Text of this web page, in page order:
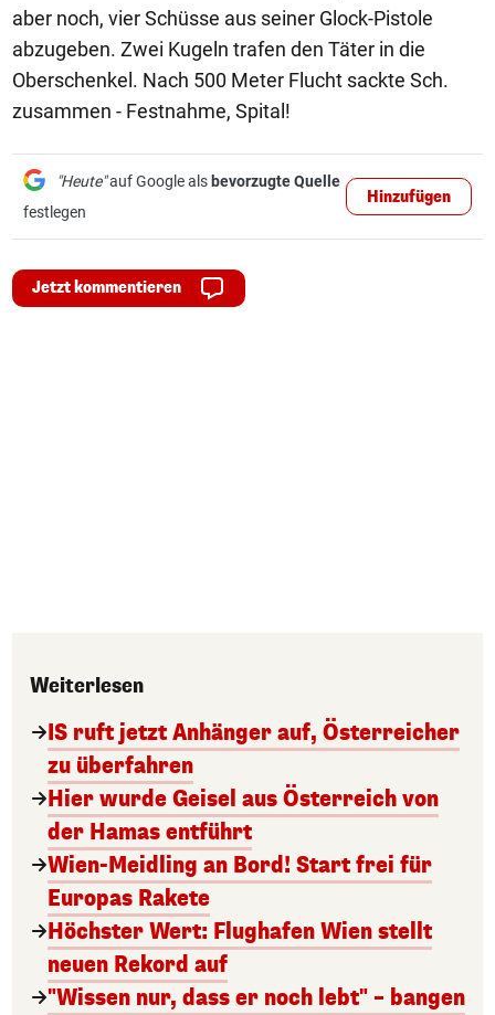
aber noch, vier Schüsse aus seiner Glock-Pistole
abzugeben. Zwei Kugeln trafen den Täter in die
Oberschenkel. Nach 500 Meter Flucht sackte Sch.
zusammen - Festnahme, Spital!
"Heute"auf Google als bevorzugte Quelle
festlegen
Hinzufügen
Jetzt kommentieren
Weiterlesen
IS ruft jetzt Anhänger auf, Österreicher
zu überfahren
Hier wurde Geisel aus Österreich von
der Hamas entführt
Wien-Meidling an Bord! Start frei für
Europas Rakete
Höchster Wert: Flughafen Wien stellt
neuen Rekord auf
"Wissen nur, dass er noch lebt" – bangen